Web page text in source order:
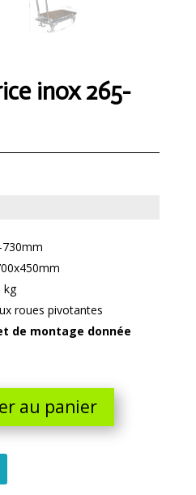
inox 265-
730mm
kg
roues pivotantes
de montage donnée
au panier